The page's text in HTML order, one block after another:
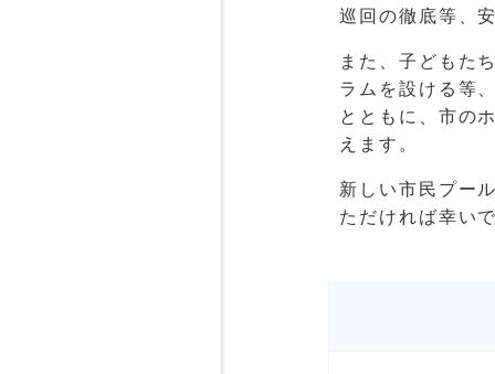
巡回の徹底等、
また、子どもた
ラムを設ける等
とともに、市の
えます。
新しい市民プー
ただければ幸い